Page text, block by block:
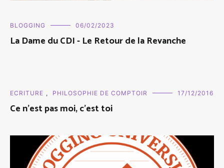
BLOGGING 06/02/2023
La Dame du CDI - Le Retour de la Revanche
ECRITURE , PHILOSOPHIE DE COMPTOIR 17/12/2016
Ce n'est pas moi, c'est toi